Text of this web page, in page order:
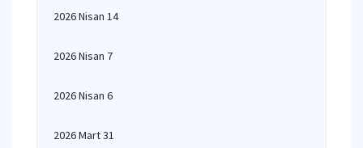
2026 Nisan 14
2026 Nisan 7
2026 Nisan 6
2026 Mart 31